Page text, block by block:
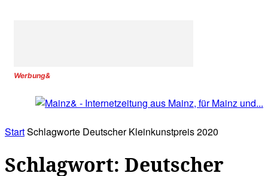
Werbung&
StartSchlagworte Deutscher Kleinkunstpreis 2020
Schlagwort: Deutscher